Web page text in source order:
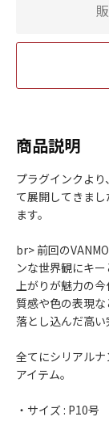
商品説明
プラグインクよ
て展開してきま
ます。
br> 前回の
ンな世界観にキ
上がりが魅力の今
質感や色の表現
落とし込んだ高い
全てにシリアル
アイテム。
・サイズ : P10